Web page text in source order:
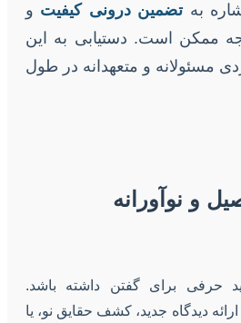
بهتضمین درونی کیفیت و
ممکن است. دستیابی به این
مسئولانه و متعهدانه در طول
و نوآورانه
حرفی برای گفتن داشته باشد.
دیدگاه جدید، کشف حقایق نو، یا